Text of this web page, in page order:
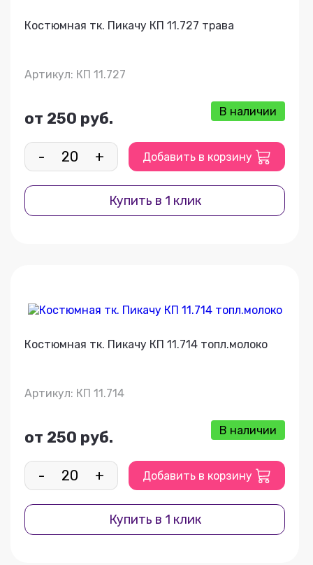
Костюмная тк. Пикачу КП 11.727 трава
Артикул: КП 11.727
от 250 руб. В наличии
- + Добавить в корзину
Купить в 1 клик
Костюмная тк. Пикачу КП 11.714 топл.молоко
Артикул: КП 11.714
от 250 руб. В наличии
- + Добавить в корзину
Купить в 1 клик